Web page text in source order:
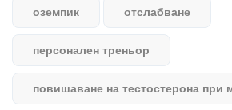
оземпик отслабване
персонален треньор
повишаване на тестостерона при